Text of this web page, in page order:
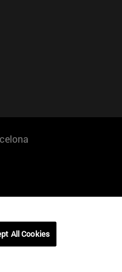
All Cookies